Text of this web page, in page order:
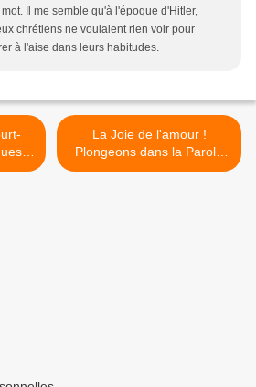
Il me semble qu'à l'époque d'Hitler,
chrétiens ne voulaient rien voir pour
à l'aise dans leurs habitudes.
La Joie de l'amour !
Plongeons dans la Parole
de Dieu et regardons la vie